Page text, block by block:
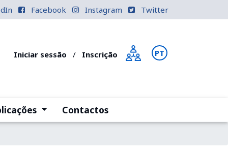
Facebook Instagram Twitter
Iniciar sessão / Inscrição PT
(current)Contactos